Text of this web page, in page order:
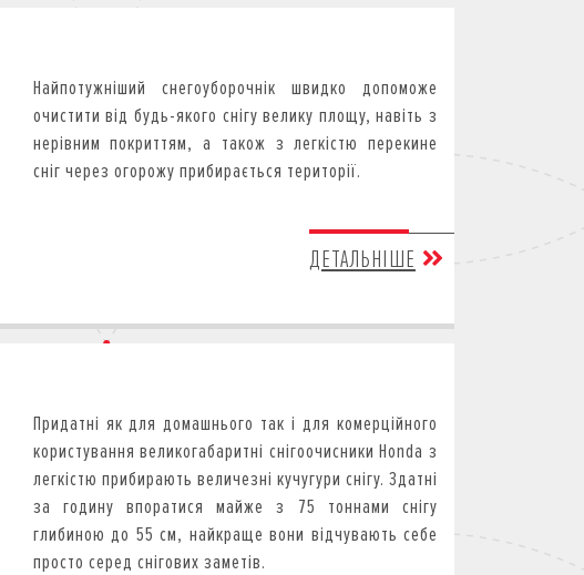
Найпотужніший снегоуборочнік швидко допоможе
очистити від будь-якого снігу велику площу, навіть з
нерівним покриттям, а також з легкістю перекине
сніг через огорожу прибирається території.
ДЕТАЛЬНІШЕ
Придатні як для домашнього так і для комерційного
користування великогабаритні снігоочисники Honda з
легкістю прибирають величезні кучугури снігу. Здатні
за годину впоратися майже з 75 тоннами снігу
глибиною до 55 см, найкраще вони відчувають себе
просто серед снігових заметів.